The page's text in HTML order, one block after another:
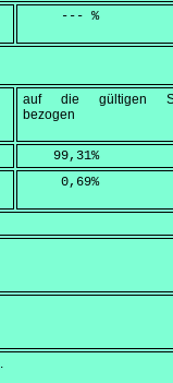
     --- %
auf die gültigen
bezogen
    99,31
%
     0,69
%
.